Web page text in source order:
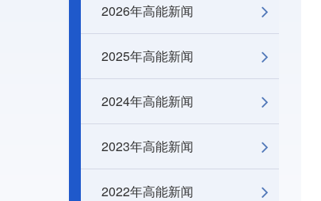
2026年高能新闻
2025年高能新闻
2024年高能新闻
2023年高能新闻
2022年高能新闻